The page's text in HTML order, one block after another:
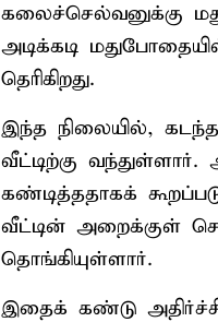
கலைச்செல்வனுக்கு
அடிக்கடி
தெரிகிறது.
இந்த நிலையில்,
வீட்டிற்கு வந்துள்ளார்.
கண்டித்ததாகக்
வீட்டின் அறைக்குள்
தொங்கியுள்ளார்.
இதைக் கண்டு